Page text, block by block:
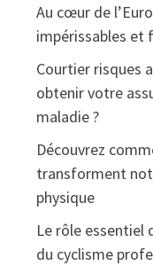
Au cœur de
impérissables et
Courtier risques
obtenir votre
maladie ?
Découvrez
transforment
physique
Le rôle essentiel
du cyclisme